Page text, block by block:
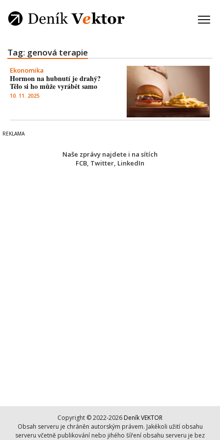
Tag: genová terapie
Ekonomika
Hormon na hubnutí je drahý?
Tělo si ho může vyrábět samo
10. 11. 2025
Naše zprávy najdete i na sítích
FCB, Twitter, LinkedIn
Copyright © 2022-2026 Deník VEKTOR
Obsah serveru je chráněn autorským právem. Jakékoli užití obsahu
serveru včetně publikování nebo jihého šíření obsahu serveru je bez